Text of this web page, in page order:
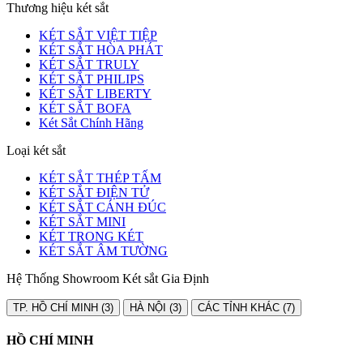
Thương hiệu két sắt
KÉT SẮT VIỆT TIỆP
KÉT SẮT HÒA PHÁT
KÉT SẮT TRULY
KÉT SẮT PHILIPS
KÉT SẮT LIBERTY
KÉT SẮT BOFA
Két Sắt Chính Hãng
Loại két sắt
KÉT SẮT THÉP TẤM
KÉT SẮT ĐIỆN TỬ
KÉT SẮT CÁNH ĐÚC
KÉT SẮT MINI
KÉT TRONG KÉT
KÉT SẮT ÂM TƯỜNG
Hệ Thống Showroom Két sắt Gia Định
TP. HỒ CHÍ MINH (3) HÀ NỘI (3) CÁC TỈNH KHÁC (7)
HỒ CHÍ MINH